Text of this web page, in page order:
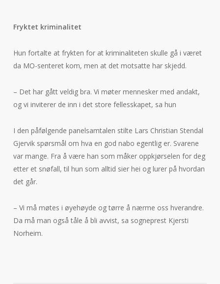
Fryktet kriminalitet
Hun fortalte at frykten for at kriminaliteten skulle gå i været
da MO-senteret kom, men at det motsatte har skjedd.
– Det har gått veldig bra. Vi møter mennesker med andakt,
og vi inviterer de inn i det store fellesskapet, sa hun
I den påfølgende panelsamtalen stilte Lars Christian Stendal
Gjervik spørsmål om hva en god nabo egentlig er. Svarene
var mange. Fra å være han som måker oppkjørselen for deg
etter et snøfall, til hun som alltid sier hei og lurer på hvordan
det går.
– Vi må møtes i øyehøyde og tørre å nærme oss hverandre.
Da må man også tåle å bli avvist, sa sogneprest Kjersti
Norheim.